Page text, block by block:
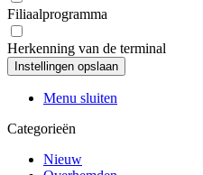
Filiaalprogramma
Herkenning van de terminal
Menu sluiten
Categorieën
Nieuw